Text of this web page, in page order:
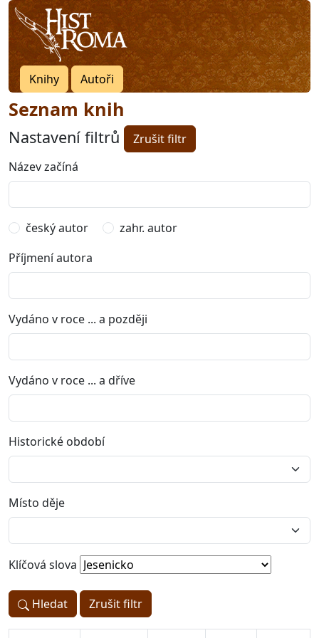
Knihy Autoři
Seznam knih
Nastavení filtrů
Zrušit filtr
Název začíná
český autor
zahr. autor
Příjmení autora
Vydáno v roce ... a později
Vydáno v roce ... a dříve
Historické období
Místo děje
Klíčová slova
Hledat Zrušit filtr